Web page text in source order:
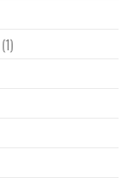
(1)